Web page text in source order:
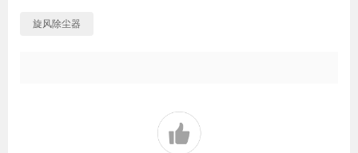
旋风除尘器